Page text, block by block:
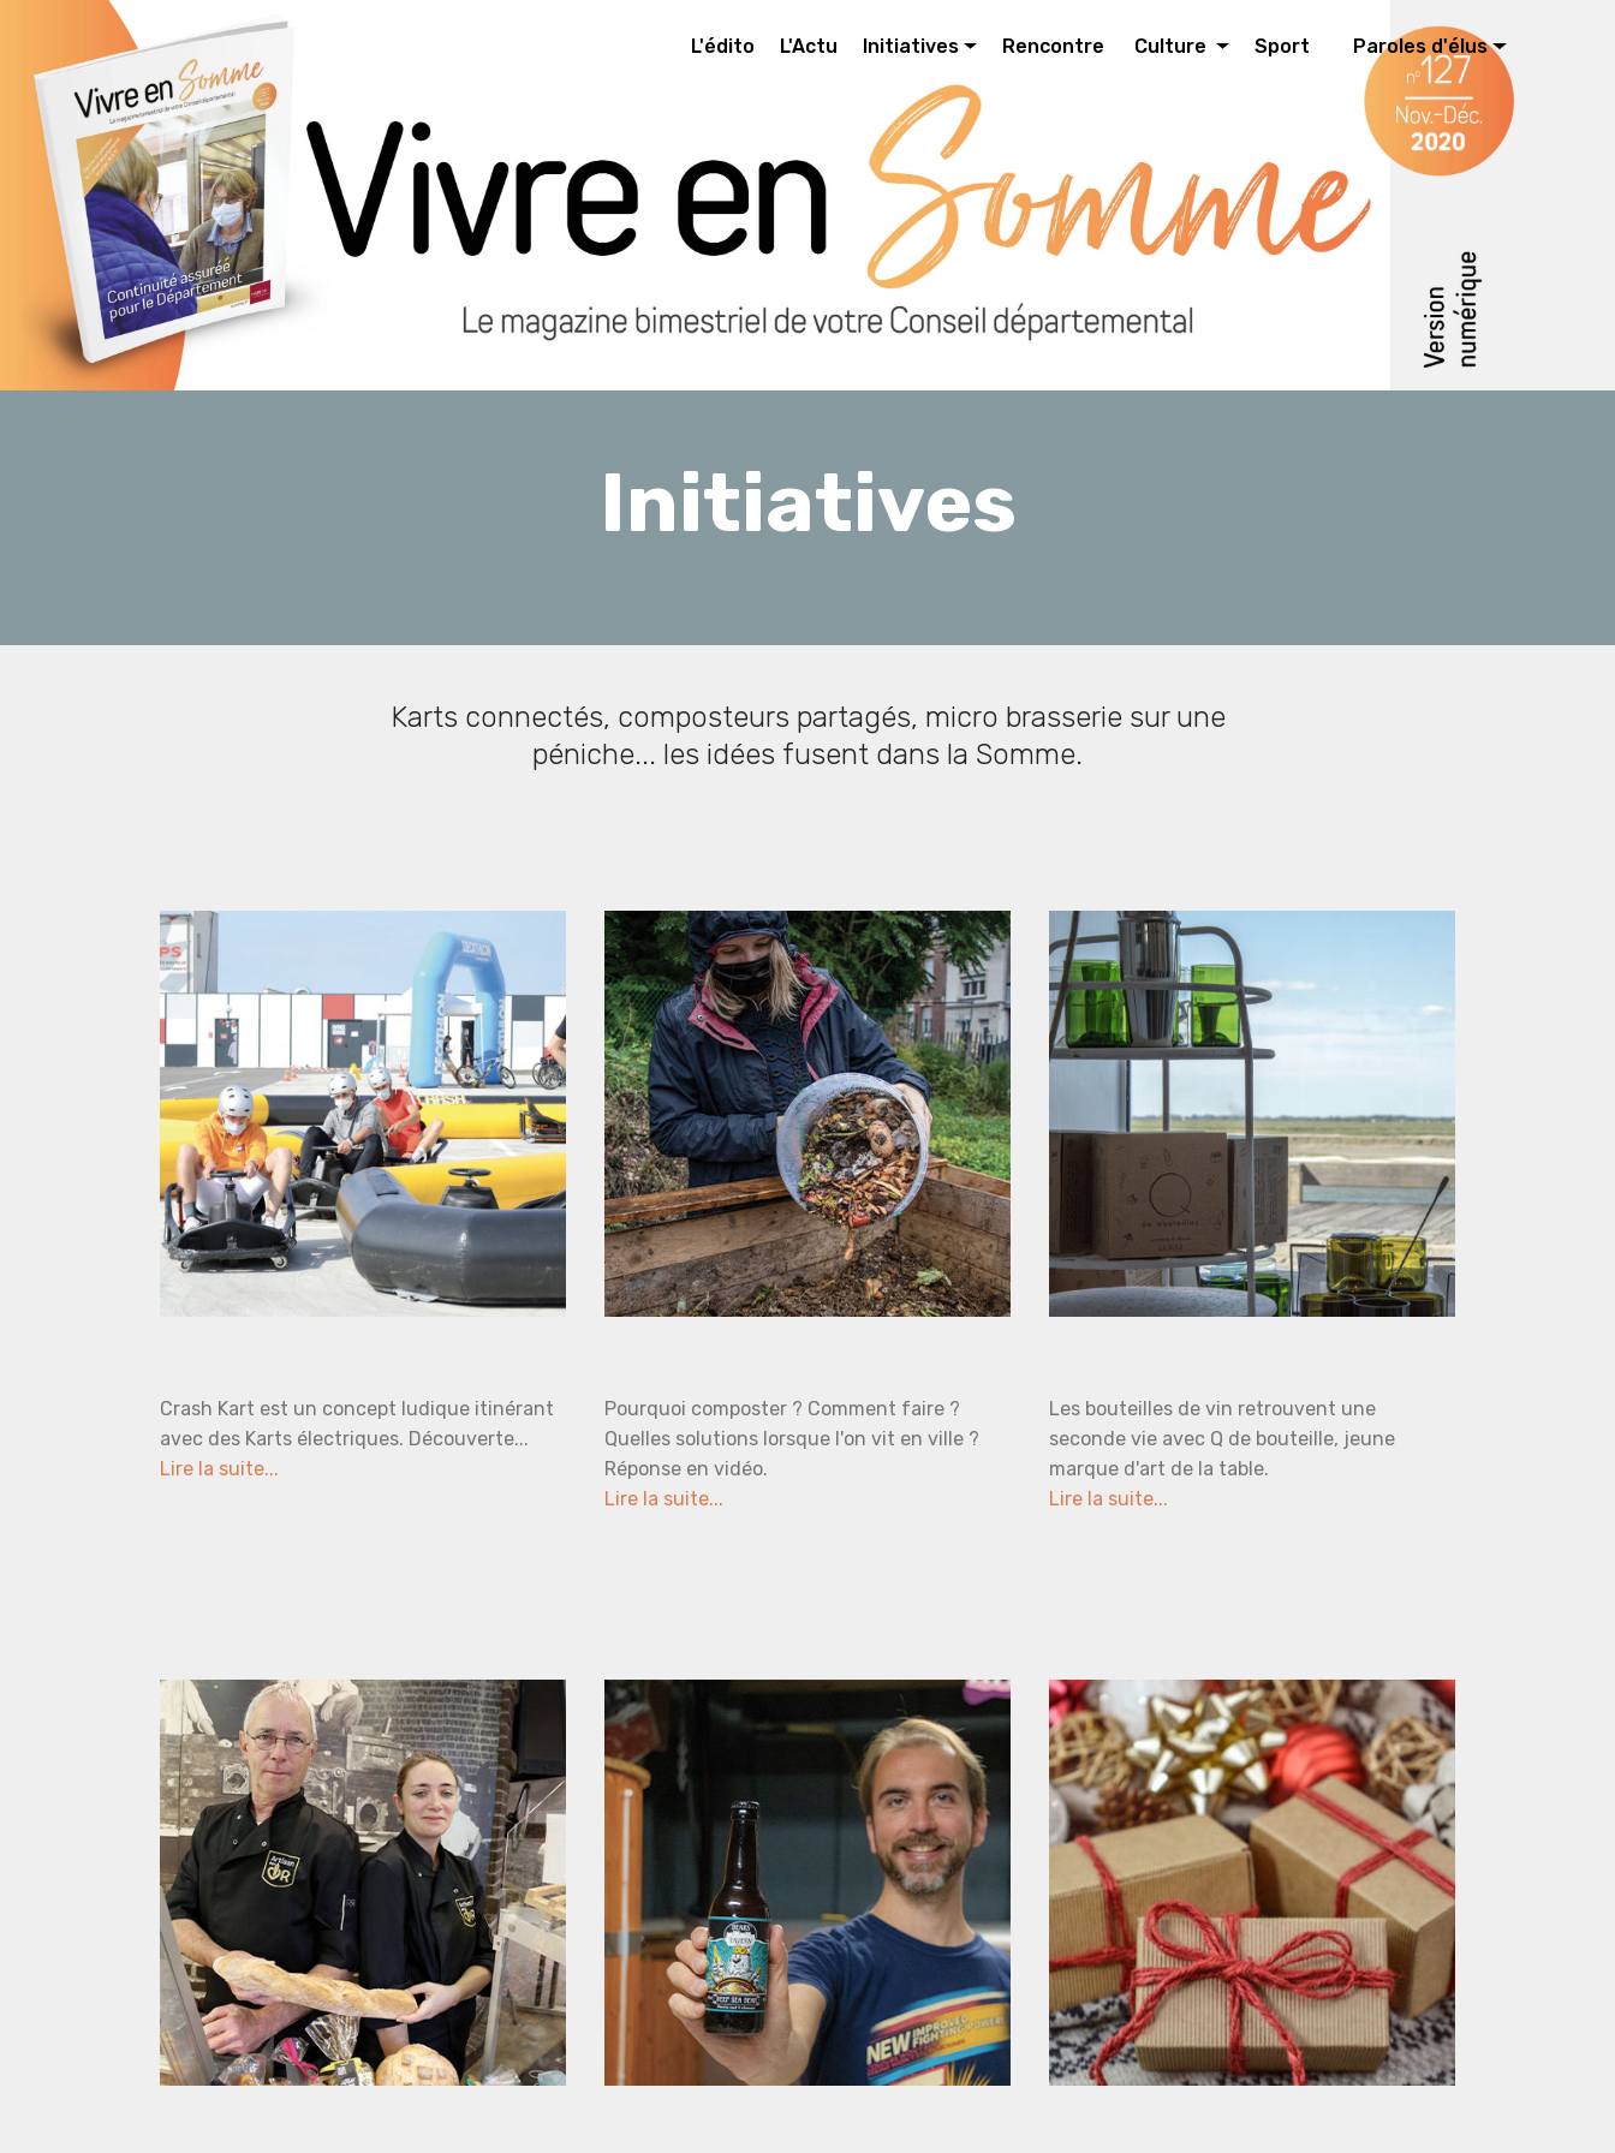
L'édito L'Actu Initiatives Rencontre Culture Sport Paroles d'élus
Initiatives
Karts connectés, composteurs partagés, micro brasserie sur une
péniche... les idées fusent dans la Somme.
Crash Kart est un concept ludique itinérant
avec des Karts électriques. Découverte...
Lire la suite...
Pourquoi composter ? Comment faire ?
Quelles solutions lorsque l'on vit en ville ?
Réponse en vidéo.
Lire la suite...
Les bouteilles de vin retrouvent une
seconde vie avec Q de bouteille, jeune
marque d'art de la table.
Lire la suite...